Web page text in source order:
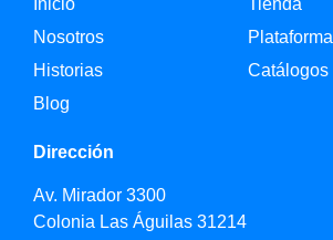
Inicio
Nosotros
Historias
Blog
Tienda
Plataforma
Catálogos
Dirección
Av. Mirador 3300
Colonia Las Águilas 31214